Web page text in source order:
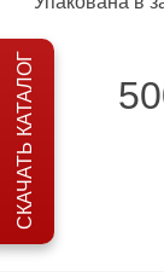
СКАЧАТЬ КАТАЛОГ